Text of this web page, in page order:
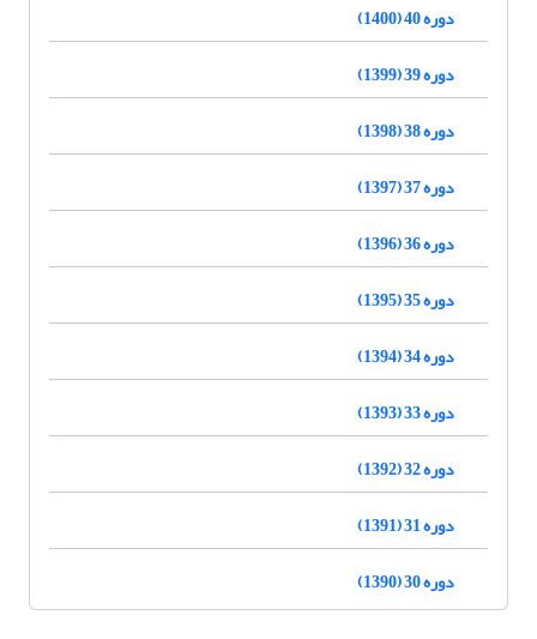
دوره 40 (1400)
دوره 39 (1399)
دوره 38 (1398)
دوره 37 (1397)
دوره 36 (1396)
دوره 35 (1395)
دوره 34 (1394)
دوره 33 (1393)
دوره 32 (1392)
دوره 31 (1391)
دوره 30 (1390)